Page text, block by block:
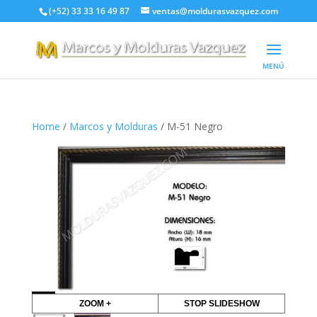
(+52) 33 33 16 49 87 ventas@moldurasvazquez.com
Home / Marcos y Molduras / M-51 Negro
ZOOM + STOP SLIDESHOW